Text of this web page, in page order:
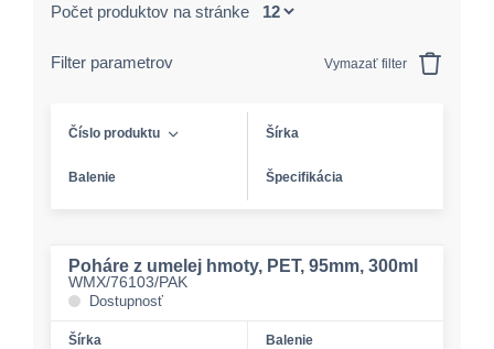
Počet produktov na stránke
Filter parametrov Vymazať filter
Číslo produktu Šírka
Balenie Špecifikácia
Poháre z umelej hmoty, PET, 95mm, 300ml
WMX/76103/PAK
Dostupnosť
Šírka
Balenie